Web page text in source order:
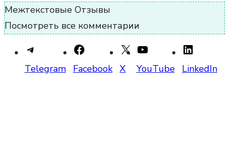
Межтекстовые Отзывы
Посмотреть все комментарии
Telegram Facebook X YouTube LinkedIn